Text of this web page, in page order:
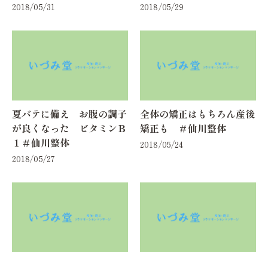
2018/05/31 2018/05/29
夏バテに備え お腹の調子
が良くなった ビタミンＢ
１＃仙川整体
2018/05/27
全体の矯正はもちろん産後
矯正も ＃仙川整体
2018/05/24